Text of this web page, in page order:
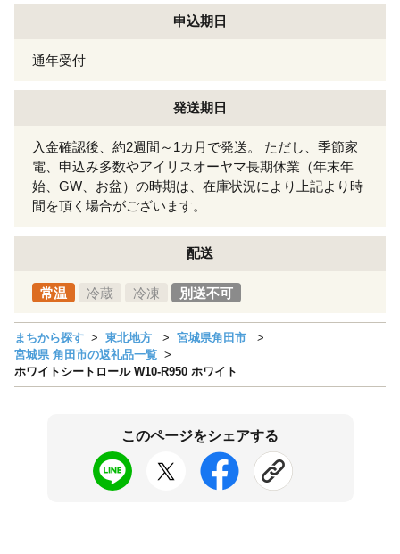
申込期日
通年受付
発送期日
入金確認後、約2週間～1カ月で発送。 ただし、季節家
電、申込み多数やアイリスオーヤマ長期休業（年末年
始、GW、お盆）の時期は、在庫状況により上記より時
間を頂く場合がございます。
配送
常温 冷蔵 冷凍 別送不可
まちから探す 東北地方
宮城県角田市
宮城県 角田市の返礼品一覧
ホワイトシートロール W10-R950 ホワイト
このページをシェアする